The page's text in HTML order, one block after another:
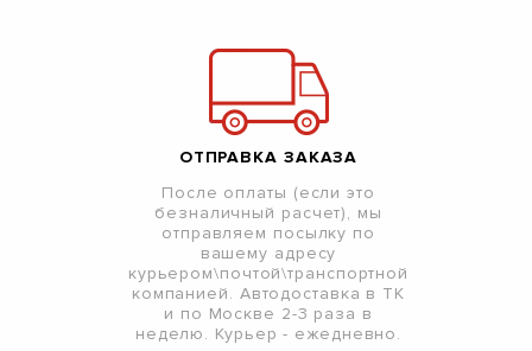
ОТПРАВКА ЗАКАЗА
После оплаты (если это
безналичный расчет), мы
отправляем посылку по
вашему адресу
курьером\почтой\транспортной
компанией. Автодоставка в ТК
и по Москве 2-3 раза в
неделю. Курьер - ежедневно.